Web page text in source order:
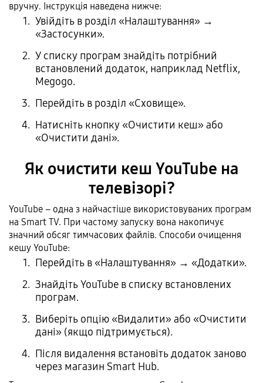
вручну. Інструкція наведена нижче:
Увійдіть в розділ «Налаштування» →
«Застосунки».
У списку програм знайдіть потрібний
встановлений додаток, наприклад Netflix,
Megogo.
Перейдіть в розділ «Сховище».
Натисніть кнопку «Очистити кеш» або
«Очистити дані».
Як очистити кеш YouTube на
телевізорі?
YouTube – одна з найчастіше використовуваних програм
на Smart TV. При частому запуску вона накопичує
значний обсяг тимчасових файлів. Способи очищення
кешу YouTube:
Перейдіть в «Налаштування» → «Додатки».
Знайдіть YouTube в списку встановлених
програм.
Виберіть опцію «Видалити» або «Очистити
дані» (якщо підтримується).
Після видалення встановіть додаток заново
через магазин Smart Hub.